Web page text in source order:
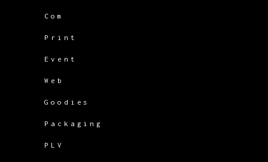
Com
Print
Event
Web
Goodies
Packaging
PLV